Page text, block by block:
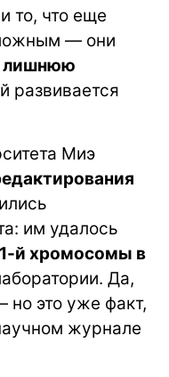
то, что еще
— они
лишнюю
развивается
Миэ
им удалось
й хромосомы в
Да,
но это уже факт,
журнале